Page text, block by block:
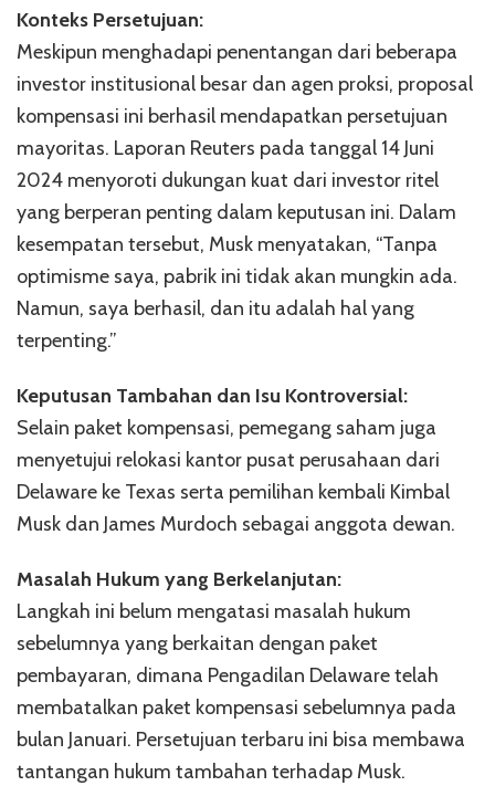
Konteks Persetujuan:
Meskipun menghadapi penentangan dari beberapa
investor institusional besar dan agen proksi, proposal
kompensasi ini berhasil mendapatkan persetujuan
mayoritas. Laporan Reuters pada tanggal 14 Juni
2024 menyoroti dukungan kuat dari investor ritel
yang berperan penting dalam keputusan ini. Dalam
kesempatan tersebut, Musk menyatakan, “Tanpa
optimisme saya, pabrik ini tidak akan mungkin ada.
Namun, saya berhasil, dan itu adalah hal yang
terpenting.”
Keputusan Tambahan dan Isu Kontroversial:
Selain paket kompensasi, pemegang saham juga
menyetujui relokasi kantor pusat perusahaan dari
Delaware ke Texas serta pemilihan kembali Kimbal
Musk dan James Murdoch sebagai anggota dewan.
Masalah Hukum yang Berkelanjutan:
Langkah ini belum mengatasi masalah hukum
sebelumnya yang berkaitan dengan paket
pembayaran, dimana Pengadilan Delaware telah
membatalkan paket kompensasi sebelumnya pada
bulan Januari. Persetujuan terbaru ini bisa membawa
tantangan hukum tambahan terhadap Musk.